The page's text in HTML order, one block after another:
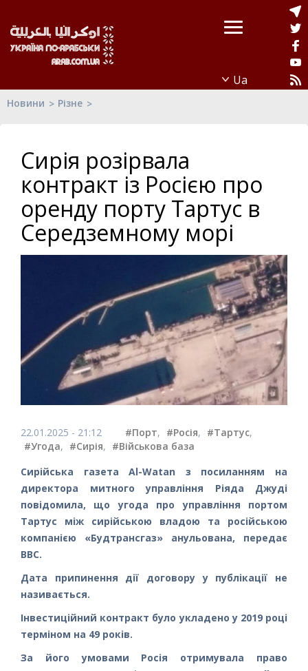
Новини Різне
Сирія розірвала
контракт із Росією про
оренду порту Тартус в
Середземному морі
22.01.2025 - 21:12 #Порт, #Росія, #Тартус,
#Угода, #Сирія, #Військова база
Сирійська газета Al-Watan з посиланням на
директора митного управління Ріяда Джуді
повідомила, що угода про управління портом
Тартус між сирійською владою та російською
компанією «Будтрансгаз» анульована, передає
ВВС.
Дата припинення дії договору у публікації не
називається.
Інвестиційний контракт було укладено у 2019 році
терміном на 49 років.
За його умовами Росія отримувала право